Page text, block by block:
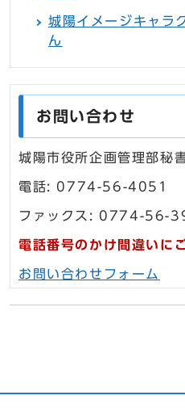
城陽イメージキャラ
ん
お問い合わせ
城陽市役所企画管理部秘
電話: 0774-56-4051
ファックス: 0774-56-
電話番号のかけ間違いに
お問い合わせフォーム